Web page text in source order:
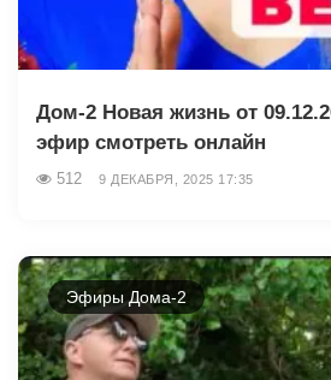
Дом-2 Новая жизнь от
эфир смотреть онлайн
512 9 ДЕКАБРЯ, 2025 17:35
Эфиры Дома-2